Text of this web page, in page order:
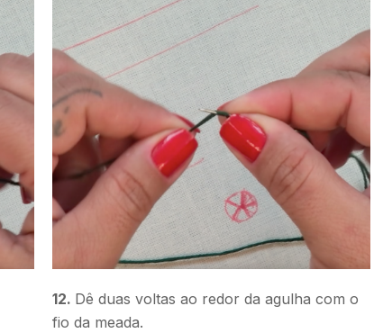
12. Dê duas voltas ao redor da agulha com o
fio da meada.